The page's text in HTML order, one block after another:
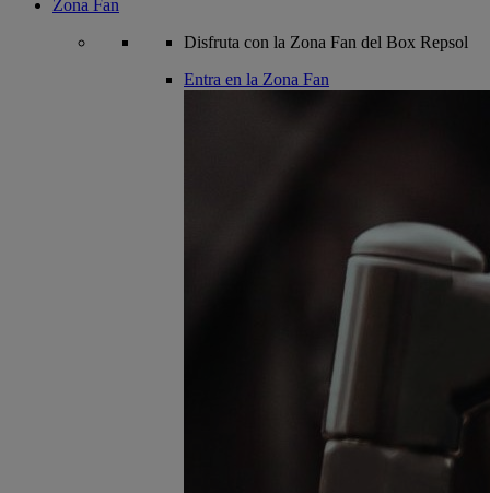
Zona Fan
Disfruta con la Zona Fan del Box Repsol
Entra en la Zona Fan